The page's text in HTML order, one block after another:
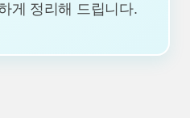
게 정리해 드립니다.